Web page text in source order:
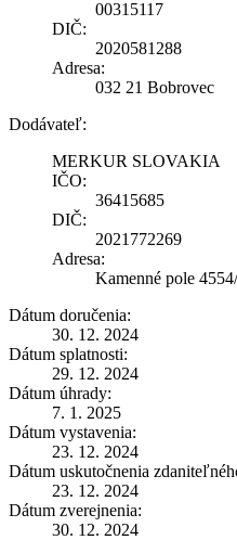
00315117
DIČ:
2020581288
Adresa:
032 21 Bobrovec
Dodávateľ:
MERKUR SLOVAKIA
IČO:
36415685
DIČ:
2021772269
Adresa:
Kamenné pole
Dátum doručenia:
30. 12. 2024
Dátum splatnosti:
29. 12. 2024
Dátum úhrady:
7. 1. 2025
Dátum vystavenia:
23. 12. 2024
Dátum uskutočnenia
23. 12. 2024
Dátum zverejnenia:
30. 12. 2024